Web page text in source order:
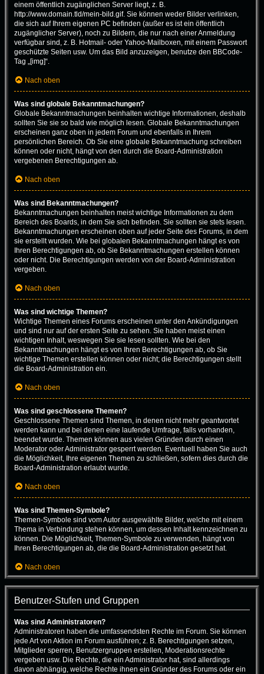
einem öffentlich zugänglichen Server liegt, z. B.
http://www.domain.tld/mein-bild.gif. Sie können weder Bilder verlinken,
die sich auf Ihrem eigenen PC befinden (außer es ist ein öffentlich
zugänglicher Server), noch zu Bildern, die nur nach einer Anmeldung
verfügbar sind, z. B. Hotmail- oder Yahoo-Mailboxen, mit einem Passwort
geschützte Seiten usw. Um das Bild anzuzeigen, benutze den BBCode-
Tag „[img]“.
Nach oben
Was sind globale Bekanntmachungen?
Globale Bekanntmachungen beinhalten wichtige Informationen, deshalb
sollten Sie sie so bald wie möglich lesen. Globale Bekanntmachungen
erscheinen ganz oben in jedem Forum und ebenfalls in Ihrem
persönlichen Bereich. Ob Sie eine globale Bekanntmachung schreiben
können oder nicht, hängt von den durch die Board-Administration
vergebenen Berechtigungen ab.
Nach oben
Was sind Bekanntmachungen?
Bekanntmachungen beinhalten meist wichtige Informationen zu dem
Bereich des Boards, in dem Sie sich befinden. Sie sollten sie stets lesen.
Bekanntmachungen erscheinen oben auf jeder Seite des Forums, in dem
sie erstellt wurden. Wie bei globalen Bekanntmachungen hängt es von
Ihren Berechtigungen ab, ob Sie Bekanntmachungen erstellen können
oder nicht. Die Berechtigungen werden von der Board-Administration
vergeben.
Nach oben
Was sind wichtige Themen?
Wichtige Themen eines Forums erscheinen unter den Ankündigungen
und sind nur auf der ersten Seite zu sehen. Sie haben meist einen
wichtigen Inhalt, weswegen Sie sie lesen sollten. Wie bei den
Bekanntmachungen hängt es von Ihren Berechtigungen ab, ob Sie
wichtige Themen erstellen können oder nicht; die Berechtigungen stellt
die Board-Administration ein.
Nach oben
Was sind geschlossene Themen?
Geschlossene Themen sind Themen, in denen nicht mehr geantwortet
werden kann und bei denen eine laufende Umfrage, falls vorhanden,
beendet wurde. Themen können aus vielen Gründen durch einen
Moderator oder Administrator gesperrt werden. Eventuell haben Sie auch
die Möglichkeit, Ihre eigenen Themen zu schließen, sofern dies durch die
Board-Administration erlaubt wurde.
Nach oben
Was sind Themen-Symbole?
Themen-Symbole sind vom Autor ausgewählte Bilder, welche mit einem
Thema in Verbindung stehen können, um dessen Inhalt kennzeichnen zu
können. Die Möglichkeit, Themen-Symbole zu verwenden, hängt von
Ihren Berechtigungen ab, die die Board-Administration gesetzt hat.
Nach oben
Benutzer-Stufen und Gruppen
Was sind Administratoren?
Administratoren haben die umfassendsten Rechte im Forum. Sie können
jede Art von Aktion im Forum ausführen; z. B. Berechtigungen setzen,
Mitglieder sperren, Benutzergruppen erstellen, Moderationsrechte
vergeben usw. Die Rechte, die ein Administrator hat, sind allerdings
davon abhängig, welche Rechte ihnen ein Gründer des Forums oder ein